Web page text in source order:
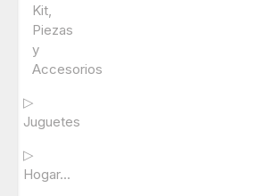
Kit,
Piezas
y
Accesorios
▷
Juguetes
▷
Hogar...